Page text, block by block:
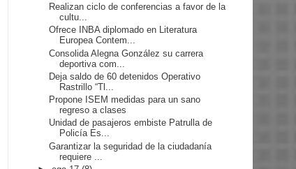
Realizan ciclo de conferencias a favor de la
cultu...
Ofrece INBA diplomado en Literatura
Europea Contem...
Consolida Alegna González su carrera
deportiva com...
Deja saldo de 60 detenidos Operativo
Rastrillo “Tl...
Propone ISEM medidas para un sano
regreso a clases
Unidad de pasajeros embiste Patrulla de
Policía Es...
Garantizar la seguridad de la ciudadanía
requiere ...